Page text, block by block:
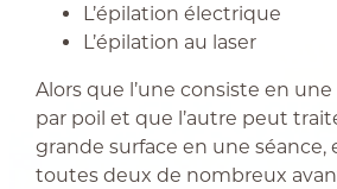
L’épilation électrique
L’épilation au laser
Alors que l’une consiste en
par poil et que l’autre peut
grande surface en une séance,
toutes deux de nombreux